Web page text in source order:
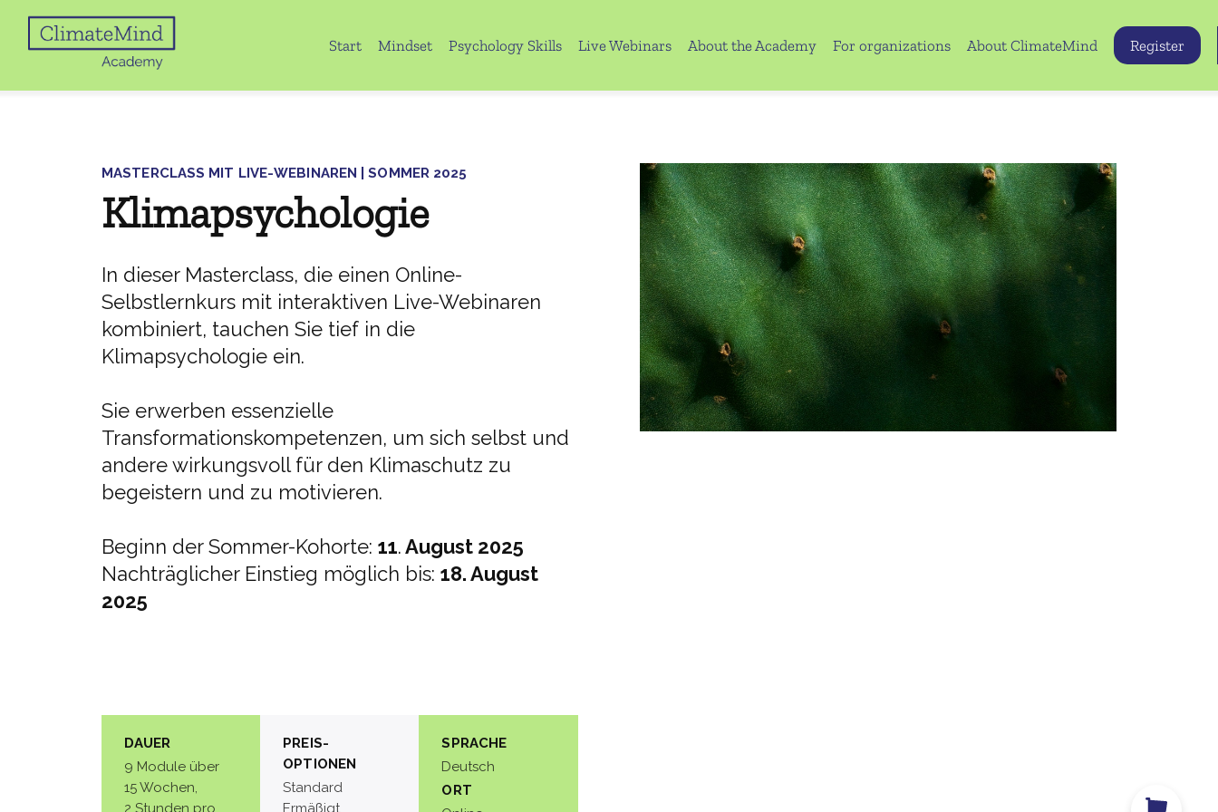
Start Mindset Psychology Skills Live Webinars About the Academy For organizations About ClimateMind Register
MASTERCLASS MIT LIVE-WEBINAREN | SOMMER 2025
Klimapsychologie
In dieser Masterclass, die einen Online-
Selbstlernkurs mit interaktiven Live-Webinaren
kombiniert, tauchen Sie tief in die
Klimapsychologie ein.
Sie erwerben essenzielle
Transformationskompetenzen, um sich selbst und
andere wirkungsvoll für den Klimaschutz zu
begeistern und zu motivieren.
Beginn der Sommer-Kohorte: 11.August 2025
Nachträglicher Einstieg möglich bis: 18. August
2025
DAUER
9 Module über
15 Wochen,
2 Stunden pro
PREIS-
OPTIONEN
Standard
Ermäßigt
SPRACHE
Deutsch
ORT